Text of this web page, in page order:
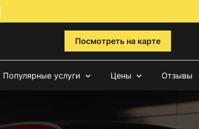
Посмотреть на карте
Популярные услуги Цены Отзывы